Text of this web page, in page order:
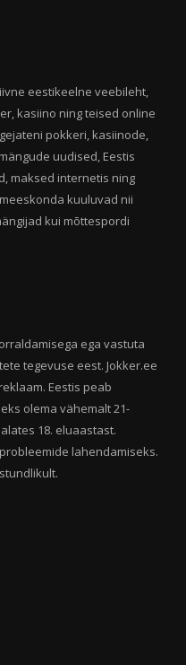
eestikeelne veebileht,
kasiino ning teised online
pokkeri, kasiinode,
uudised, Eestis
maksed internetis ning
kuuluvad nii
kui mõttespordi
ega vastuta
tegevuse eest. Jokker.ee
Eestis peab
olema vähemalt 21-
18. eluaastast.
lahendamiseks.